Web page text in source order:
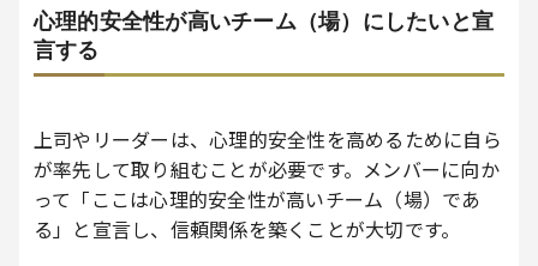
心理的安全性が高いチーム（場）にしたいと宣
言する
上司やリーダーは、心理的安全性を高めるために自ら
が率先して取り組むことが必要です。メンバーに向か
って「ここは心理的安全性が高いチーム（場）であ
る」と宣言し、信頼関係を築くことが大切です。